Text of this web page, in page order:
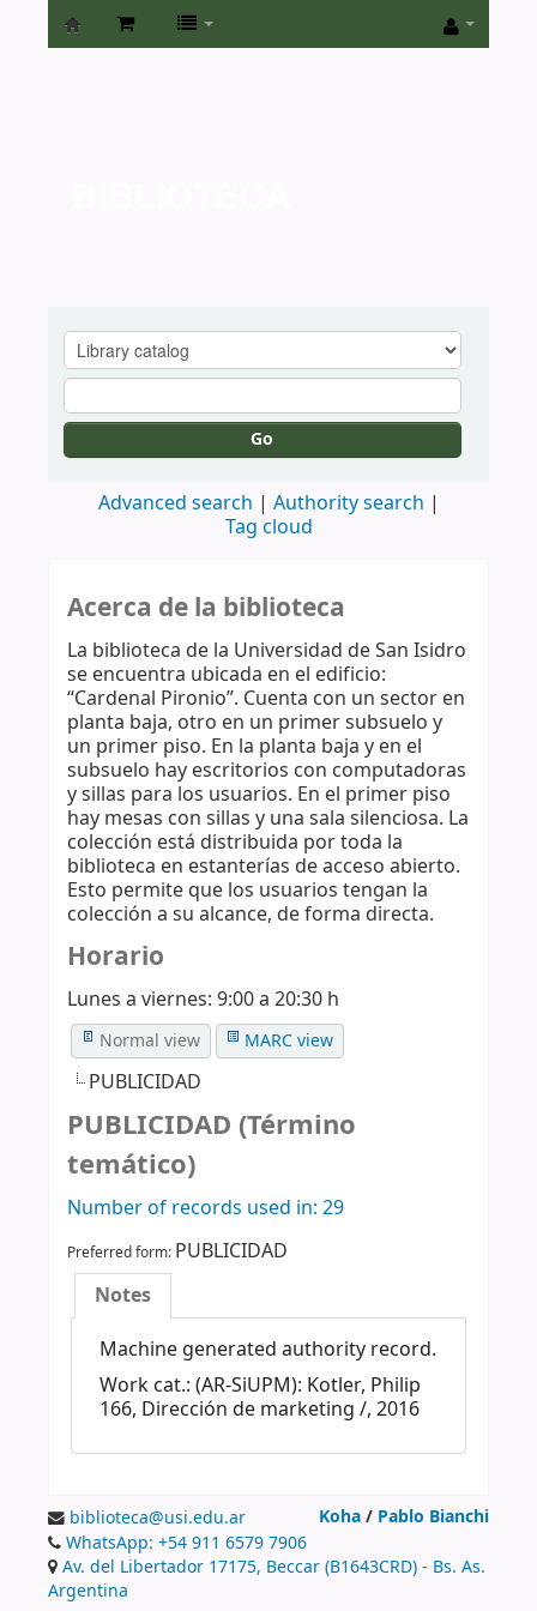
Biblioteca
Go
Advanced search
Authority search
Tag cloud
Acerca de la biblioteca
La biblioteca de la Universidad de San Isidro
se encuentra ubicada en el edificio:
“Cardenal Pironio”. Cuenta con un sector en
planta baja, otro en un primer subsuelo y
un primer piso. En la planta baja y en el
subsuelo hay escritorios con computadoras
y sillas para los usuarios. En el primer piso
hay mesas con sillas y una sala silenciosa. La
colección está distribuida por toda la
biblioteca en estanterías de acceso abierto.
Esto permite que los usuarios tengan la
colección a su alcance, de forma directa.
Horario
Lunes a viernes: 9:00 a 20:30 h
Normal view MARC view
PUBLICIDAD
PUBLICIDAD (Término
temático)
Number of records used in: 29
Preferred form: PUBLICIDAD
Notes
Machine generated authority record.
Work cat.: (AR-SiUPM): Kotler, Philip
166, Dirección de marketing /, 2016
Koha/ Pablo Bianchi
biblioteca@usi.edu.ar
WhatsApp: +54 911 6579 7906
Av. del Libertador 17175, Beccar (B1643CRD) - Bs. As.
Argentina